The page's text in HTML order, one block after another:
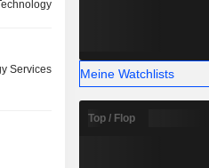
Services Meine Watchlists
Top / Flop